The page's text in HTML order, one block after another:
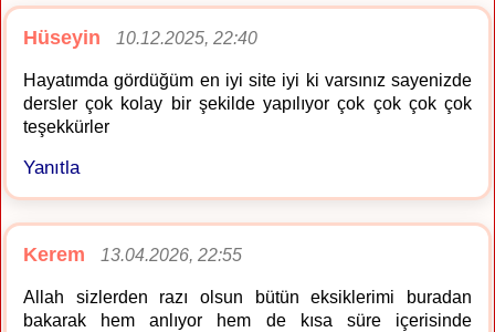
Hüseyin 10.12.2025, 22:40
Hayatımda gördüğüm en iyi site iyi ki varsınız sayenizde
dersler çok kolay bir şekilde yapılıyor çok çok çok çok
teşekkürler
Yanıtla
Kerem 13.04.2026, 22:55
Allah sizlerden razı olsun bütün eksiklerimi buradan
bakarak hem anlıyor hem de kısa süre içerisinde